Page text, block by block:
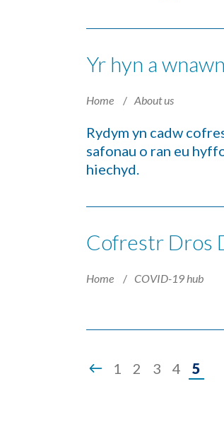
Yr hyn a wnawn
Home About us
Rydym yn cadw
safonau o ran eu
hiechyd.
Cofrestr Dros
Home COVID-19 hub
Page
1 2 3 4 5